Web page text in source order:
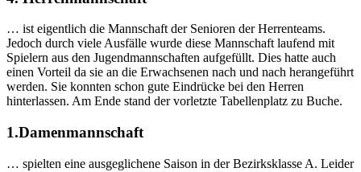
… ist eigentlich die Mannschaft der Senioren der Herrenteams.
Jedoch durch viele Ausfälle wurde diese Mannschaft laufend mit
Spielern aus den Jugendmannschaften aufgefüllt. Dies hatte auch
einen Vorteil da sie an die Erwachsenen nach und nach herangeführt
werden. Sie konnten schon gute Eindrücke bei den Herren
hinterlassen. Am Ende stand der vorletzte Tabellenplatz zu Buche.
1.Damenmannschaft
… spielten eine ausgeglichene Saison in der Bezirksklasse A. Leider